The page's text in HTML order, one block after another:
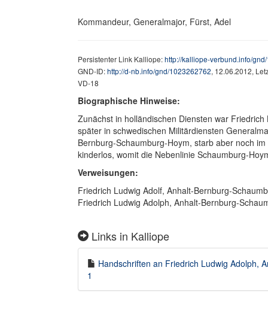
Kommandeur, Generalmajor, Fürst, Adel
Persistenter Link Kalliope:http://kalliope-verbund.info/
GND-ID:http://d-nb.info/gnd/1023262762, 12.06.2012,
VD-18
Biographische Hinweise:
Zunächst in holländischen Diensten war
später in schwedischen Militärdiensten
Bernburg-Schaumburg-Hoym, starb aber noch
kinderlos, womit die Nebenlinie Schaumburg-
Verweisungen:
Friedrich Ludwig Adolf, Anhalt-Bernburg-
Friedrich Ludwig Adolph, Anhalt-Bernburg-
Links in Kalliope
Handschriften an Friedrich Ludwig Adolph,
1